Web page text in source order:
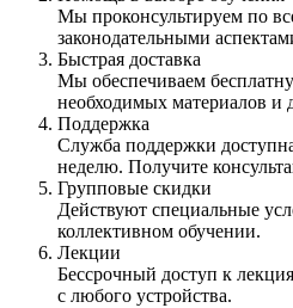
Мы проконсультируем по
законодательными
Быстрая доставка
Мы обеспечиваем
необходимых материалов и
Поддержка
Служба поддержки
неделю. Получите
Групповые скидки
Действуют специальные
коллективном обучении.
Лекции
Бессрочный доступ к
с любого устройства.